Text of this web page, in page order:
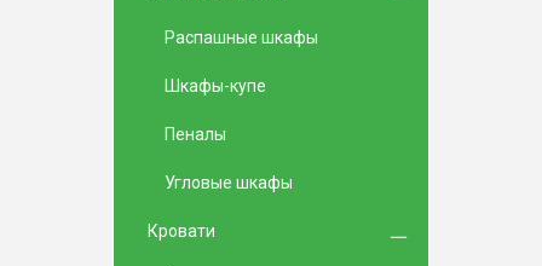
Распашные шкафы
Шкафы-купе
Пеналы
Угловые шкафы
Кровати